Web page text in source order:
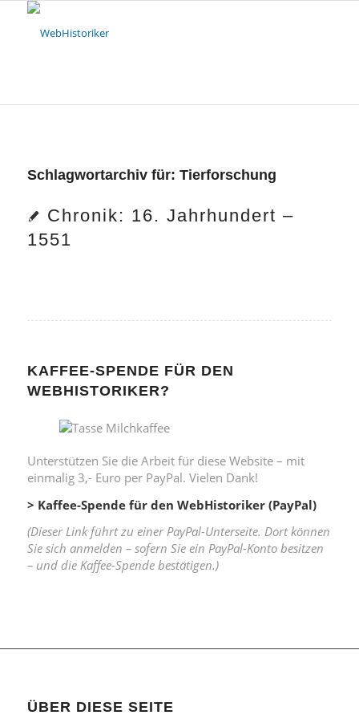
Schlagwortarchiv für: Tierforschung
Chronik: 16. Jahrhundert –
1551
KAFFEE-SPENDE FÜR DEN
WEBHISTORIKER?
Unterstützen Sie die Arbeit für diese Website – mit
einmalig 3,- Euro per PayPal. Vielen Dank!
> Kaffee-Spende für den WebHistoriker (PayPal)
(Dieser Link führt zu einer PayPal-Unterseite. Dort können
Sie sich anmelden – sofern Sie ein PayPal-Konto besitzen
– und die Kaffee-Spende bestätigen.)
ÜBER DIESE SEITE